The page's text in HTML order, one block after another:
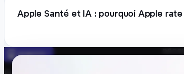
Apple Santé et IA : pourquoi Apple